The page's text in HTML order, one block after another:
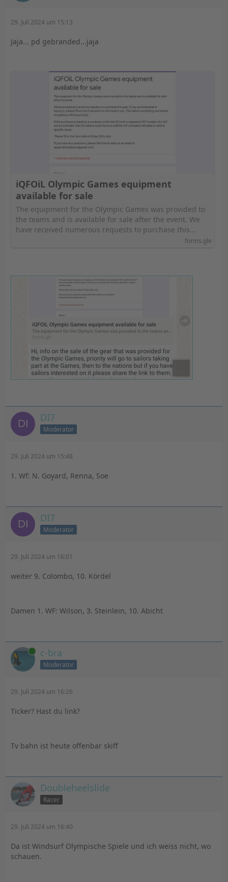
29. Juli 2024 um 15:13
Jaja... pd gebranded...jaja
iQFOiL Olympic Games equipment
available for sale
The equipment for the Olympic Games was provided to
the teams and is available for sale after the event. We
have received numerous requests to purchase this…
forms.gle
DI7
Moderator
29. Juli 2024 um 15:48
1. Wf: N. Goyard, Renna, Soe
DI7
Moderator
29. Juli 2024 um 16:01
weiter 9. Colombo, 10. Kördel
Damen 1. WF: Wilson, 3. Steinlein, 10. Abicht
Online c-bra
Moderator
29. Juli 2024 um 16:26
Ticker? Hast du link?
Tv bahn ist heute offenbar skiff
Doubleheelslide
Racer
29. Juli 2024 um 16:40
Da ist Windsurf Olympische Spiele und ich weiss nicht, wo
schauen.